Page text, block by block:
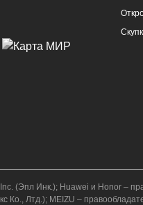
(Эпл Инк.); Huawei и Honor –
Ко., Лтд.); MEIZU –